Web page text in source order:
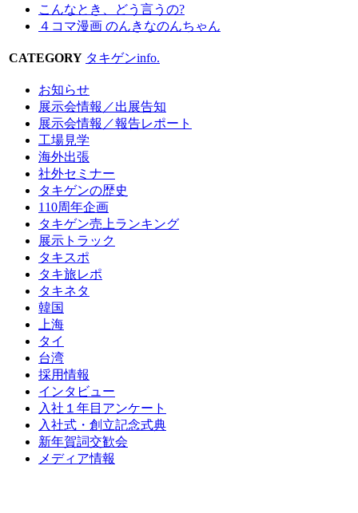
こんなとき、どう言うの?
４コマ漫画 のんきなのんちゃん
CATEGORY タキゲンinfo.
お知らせ
展示会情報／出展告知
展示会情報／報告レポート
工場見学
海外出張
社外セミナー
タキゲンの歴史
110周年企画
タキゲン売上ランキング
展示トラック
タキスポ
タキ旅レポ
タキネタ
韓国
上海
タイ
台湾
採用情報
インタビュー
入社１年目アンケート
入社式・創立記念式典
新年賀詞交歓会
メディア情報